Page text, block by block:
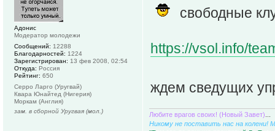
свободные
https://vsol.info/
ждем сведущих
Любите врагов своих! (Новый Завет)
Никому не поставить нас на колени!
Адонис
Модератор молодежи
Сообщений: 12288
Благодарностей: 1224
Зарегистрирован: 13 фев 2008, 02:54
Откуда: Россия
Рейтинг: 650
Серро Ларго (Уругвай)
Квара Юнайтед (Нигерия)
Моркам (Англия)
зам. в сборной Уругвая (мол.)